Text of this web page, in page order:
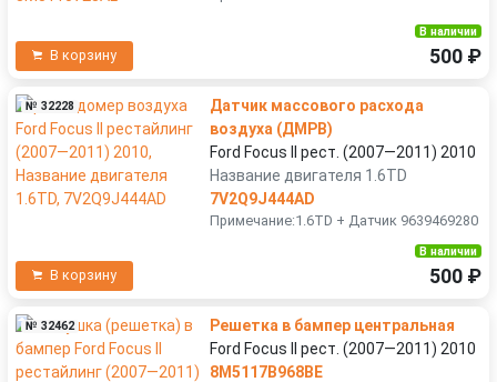
В корзину
В наличии
500 ₽
№ 32228
Датчик массового расхода
воздуха (ДМРВ)
Ford Focus II рест. (2007—2011) 2010
Название двигателя 1.6TD
7V2Q9J444AD
Примечание:1.6TD + Датчик 9639469280
В корзину
В наличии
500 ₽
№ 32462
Решетка в бампер центральная
Ford Focus II рест. (2007—2011) 2010
8M5117B968BE